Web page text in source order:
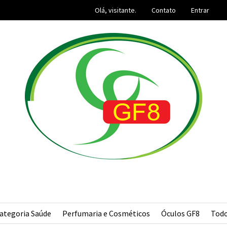
Olá, visitante. Contato Entrar
Saúde Perfumaria e Cosméticos Óculos GF8